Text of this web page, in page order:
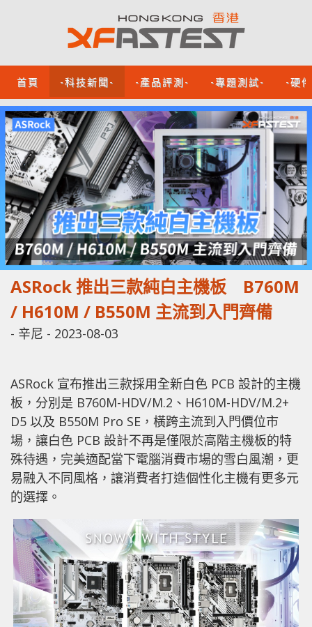
首頁 -科技新聞- -產品評測- -專題測試- -硬
ASRock 推出三款純白主機板 B760M
/ H610M / B550M 主流到入門齊備
- 辛尼 - 2023-08-03
ASRock 宣布推出三款採用全新白色 PCB 設計的主機
板，分別是 B760M-HDV/M.2、H610M-HDV/M.2+
D5 以及 B550M Pro SE，橫跨主流到入門價位市
場，讓白色 PCB 設計不再是僅限於高階主機板的特
殊待遇，完美適配當下電腦消費市場的雪白風潮，更
易融入不同風格，讓消費者打造個性化主機有更多元
的選擇。